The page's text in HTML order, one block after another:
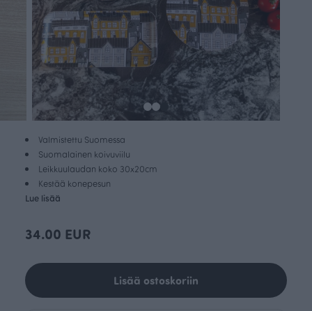
Valmistettu Suomessa
Suomalainen koivuviilu
Leikkuulaudan koko 30x20cm
Kestää konepesun
Lue lisää
34.00 EUR
Lisää ostoskoriin